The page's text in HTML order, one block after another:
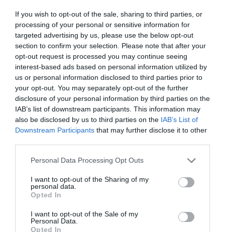
If you wish to opt-out of the sale, sharing to third parties, or
processing of your personal or sensitive information for
targeted advertising by us, please use the below opt-out
section to confirm your selection. Please note that after your
opt-out request is processed you may continue seeing
interest-based ads based on personal information utilized by
us or personal information disclosed to third parties prior to
your opt-out. You may separately opt-out of the further
disclosure of your personal information by third parties on the
IAB’s list of downstream participants. This information may
also be disclosed by us to third parties on the IAB’s List of
Downstream Participants that may further disclose it to other
Please note that this website/app uses one or more Google
not limited to your visit or usage behaviour. You may click to
grant or deny consent to Google and its third-party tags to
use your data for below specified purposes in below Google
consent section.
Personal Data Processing Opt Outs
I want to opt-out of the Sharing of my
personal data.
Opted In
I want to opt-out of the Sale of my
Personal Data.
Opted In